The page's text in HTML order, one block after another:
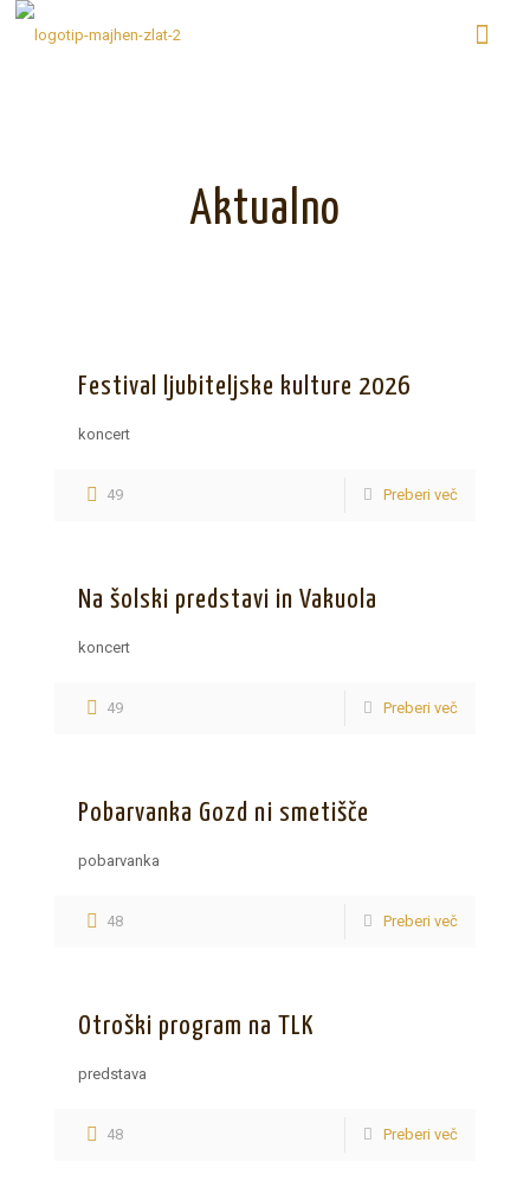
Aktualno
Festival ljubiteljske kulture 2026
koncert
49 Preberi več
Na šolski predstavi in Vakuola
koncert
49 Preberi več
Pobarvanka Gozd ni smetišče
pobarvanka
48 Preberi več
Otroški program na TLK
predstava
48 Preberi več